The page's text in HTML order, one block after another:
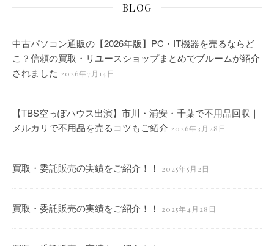
BLOG
中古パソコン通販の【2026年版】PC・IT機器を売るならど
こ？信頼の買取・リユースショップまとめでブルームが紹介
されました 2026年7月14日
【TBS空っぽハウス出演】市川・浦安・千葉で不用品回収｜
メルカリで不用品を売るコツもご紹介 2026年3月28日
買取・委託販売の実績をご紹介！！ 2025年5月2日
買取・委託販売の実績をご紹介！！ 2025年4月28日